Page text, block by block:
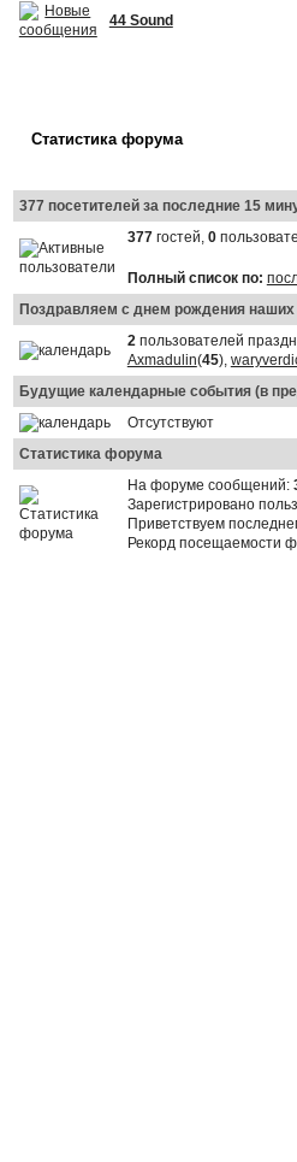
44 Sound
Статистика форума
377 посетителей за последние 15
377гостей, 0
Полный список по:
Поздравляем с днем рождения наших
2пользователей
Axmadulin(45),
Будущие календарные события (в
Отсутствуют
Статистика форума
На форуме сообщений:
Зарегистрировано
Приветствуем
Рекорд посещаемости